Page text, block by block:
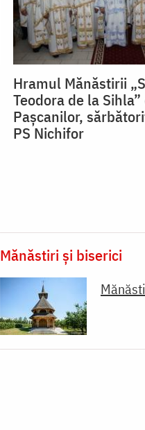
Hramul Mănăstirii
Teodora de la
Pașcanilor,
PS Nichifor
Mănăstiri și biserici